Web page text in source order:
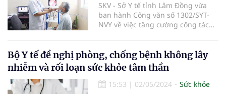
SKV - Sở Y tế tỉnh Lâm Đồng vừa
ban hành Công văn số 1302/SYT-
NVY về việc tăng cường công tác
thần.
Bộ Y tế đề nghị phòng, chống bệnh không lây
nhiễm và rối loạn sức khỏe tâm thần
15:53 | 02/05/2024
Sức khỏe